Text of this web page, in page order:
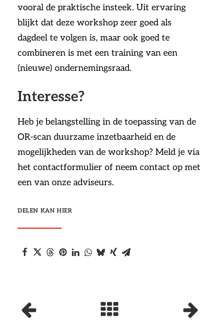
vooral de praktische insteek. Uit ervaring
blijkt dat deze workshop zeer goed als
dagdeel te volgen is, maar ook goed te
combineren is met een training van een
(nieuwe) ondernemingsraad.
Interesse?
Heb je belangstelling in de toepassing van de
OR-scan duurzame inzetbaarheid en de
mogelijkheden van de workshop? Meld je via
het contactformulier of neem contact op met
een van onze adviseurs.
DELEN KAN HIER